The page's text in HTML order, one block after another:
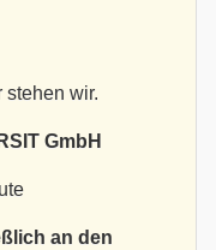
stehen wir.
GmbH
an den